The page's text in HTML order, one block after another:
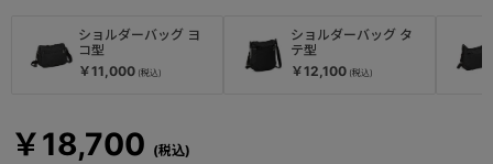
￥18,700
ショルダーバッグ ヨ
コ型
￥11,000
ショルダーバッグ タ
テ型
￥12,100